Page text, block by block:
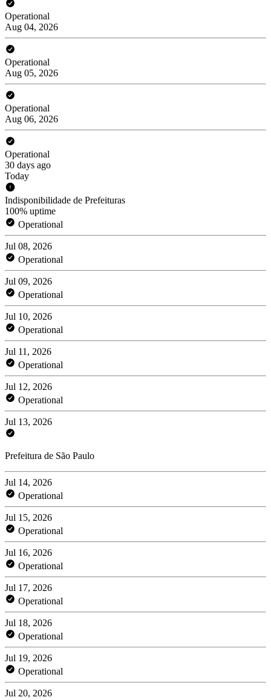
Operational
Aug 04, 2026
Operational
Aug 05, 2026
Operational
Aug 06, 2026
Operational
30 days ago
Today
Indisponibilidade de Prefeituras
100% uptime
Operational
Jul 08, 2026
Operational
Jul 09, 2026
Operational
Jul 10, 2026
Operational
Jul 11, 2026
Operational
Jul 12, 2026
Operational
Jul 13, 2026
Prefeitura de São Paulo
Jul 14, 2026
Operational
Jul 15, 2026
Operational
Jul 16, 2026
Operational
Jul 17, 2026
Operational
Jul 18, 2026
Operational
Jul 19, 2026
Operational
Jul 20, 2026